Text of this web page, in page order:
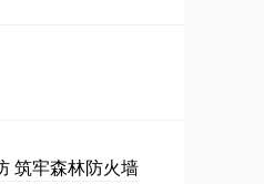
筑牢森林防火墙